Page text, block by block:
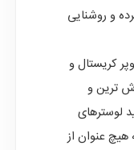
و روشنایی
کریستال و
ترین و
لوسترهای
عنوان از